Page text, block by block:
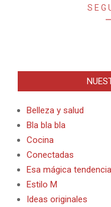
Belleza y salud
Bla bla bla
Cocina
Conectadas
Esa mágica tendencia
Estilo M
Ideas originales